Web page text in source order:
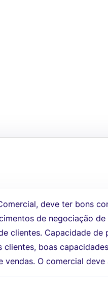
deve ter bons
de negociação
clientes. Capacidade de
clientes, boas
vendas. O comercial deve